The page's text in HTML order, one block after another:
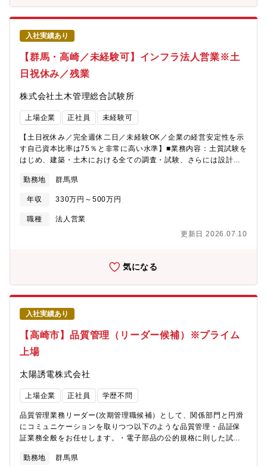
サポートや配送のアウトソーシング化を徹底しています。【組織
構成】■営業部は約20名で構成。（20代5名、30代10名、40代5
名）4チームに分かれており、中途入社者が多く馴染みやすい環境
です。※ホテルのフロント業務、ガソリンスタンドの方など幅広
い経歴の方が活躍されております！【働き方】■全社の月平均残業
時間月あたり10時間程度。
入社実績あり
【群馬・高崎／未経験可】インフラ法人営業※土
日祝休み／残業
株式会社土木管理総合試験所
上場企業 正社員 未経験可
【土日祝休み／完全週休二日／未経験OK／企業の経営安定性を示
す自己資本比率は75％と非常に高い水準】■業務内容：土質試験を
はじめ、建築・土木における全ての調査・試験、さらには設計ま
業・取引先への会社訪問並びに現場訪問、テレアポ、見積作成・
提出、商談をお任せいたします。■業務詳細：・公共事業から民間
の業務まで、大小問わず幅広い案件に対応しております。・業務
が幅広いため、まずは技術・営業研修を実施しており、月一回の
く取り扱っておりますが、常駐ではなく出張ベースで対応しま
き方・年間休日125日・土日祝休み・残業20h程度・時短制度あ
り・家庭や生活と両立しやすい環境■同社の特徴・国内最大級の土
質試験室を3か所に配置し、取引先との関係構築に優位性を持って
おります。営業エリアの全国展開を見据え、フランチャイズ事業
も行っております。・グループ関連会社は国内3社、海外1社。独
自のソリューションを保有したソフトウェア会社など、さらなる
顧客のニーズに応えるべく、Ｍ＆Ａも積極的に推進しておりま
す。■同社の魅力：インフラの老朽化対策が進む中、法律でも構造
物の点検が定められ、当社に対するニーズは絶えることがありま
に、長野・仙台・山口には全国最大規模の試験室を保有しており
ます。新技術の開発等も行っております。■事業概要【東証スタン
ダード上場/地質調査企業】■事業内容：1.土質・骨材・岩石等の試
造物調査・補修設計・補修工事5.測量・設計6.住宅地盤の補強・修
正工事7.試験機器の開発（全自動平板載荷試験機ほか）8.試験機・
測定器のレンタル事業9.測定器・測定用品・資材のインターネッ
ト販売事業【長野本社】長野県千曲市雨宮2347-3
勤務地 群馬県
年収 330万円～500万円
職種
法人営業
更新日 2026.07.10
気になる
入社実績あり
【高崎市】品質管理（リーダー候補）※プライム
上場
太陽誘電株式会社
上場企業 正社員 学歴不問
品質管理業務リーダー(次期管理職候補）として、関係部門と円滑
にコミュニケーションを取りつつ以下のような品質管理・品証保
証業務全般をお任せします。・電子部品の公的規格に則した試験
定・各種信頼性試験（環境試験、寿命試験、耐久試験など）の実
勤務地 群馬県